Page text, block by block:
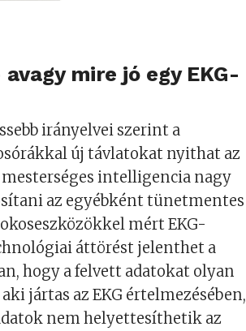
mire jó egy EKG-
irányelvei szerint a
új távlatokat nyithat az
mesterséges intelligencia nagy
az egyébként tünetmentes
mért EKG-
áttörést jelenthet a
hogy a felvett adatokat olyan
jártas az EKG értelmezésében,
nem helyettesíthetik az